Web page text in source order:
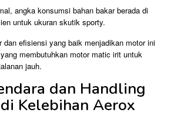
angka konsumsi bahan bakar berada di
untuk ukuran skutik sporty.
dan efisiensi yang baik menjadikan motor ini
membutuhkan motor matic irit untuk
jauh.
dan Handling
Kelebihan Aerox